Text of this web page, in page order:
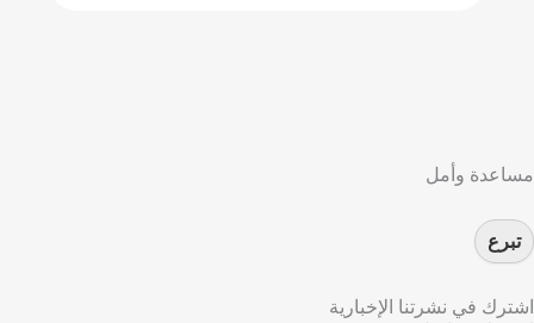
مساعدة وأمل
تبرع
اشترك في نشرتنا الإخبارية